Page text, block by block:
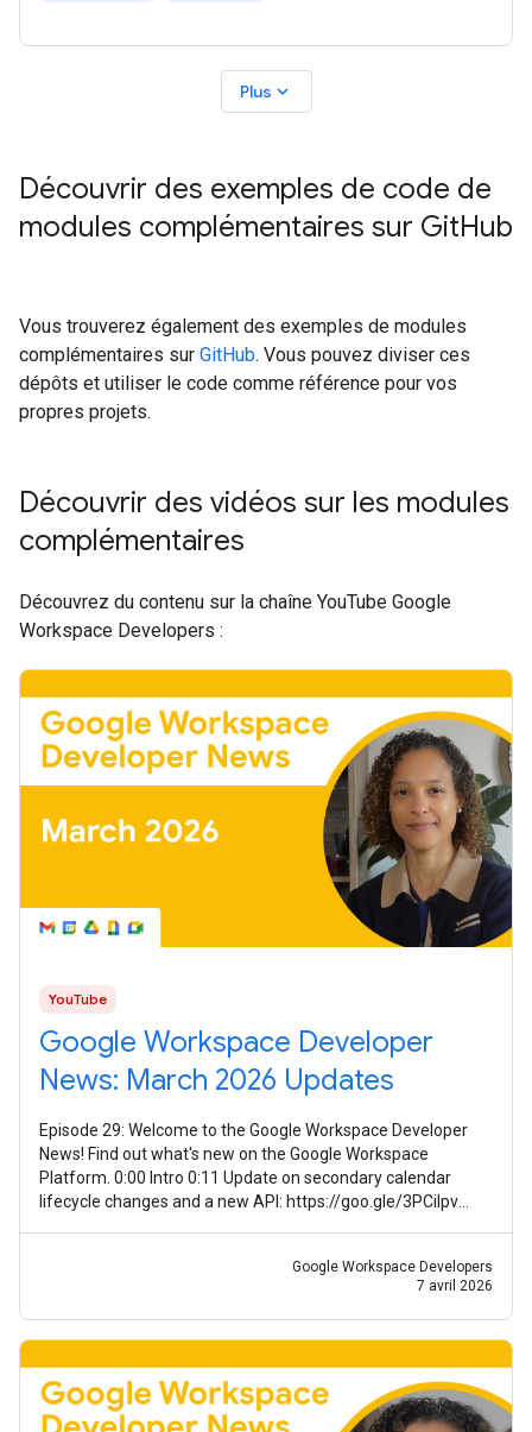
Plus expand_more
Découvrir des exemples de code de
modules complémentaires sur GitHub
Vous trouverez également des exemples de modules
complémentaires sur GitHub. Vous pouvez diviser ces
dépôts et utiliser le code comme référence pour vos
propres projets.
Découvrir des vidéos sur les modules
complémentaires
Découvrez du contenu sur la chaîne YouTube Google
Workspace Developers :
YouTube
Google Workspace Developer
News: March 2026 Updates
Episode 29: Welcome to the Google Workspace Developer
News! Find out what's new on the Google Workspace
Platform. 0:00 Intro 0:11 Update on secondary calendar
lifecycle changes and a new API: https://goo.gle/3PCilpv
Google Workspace Developers
7 avril 2026